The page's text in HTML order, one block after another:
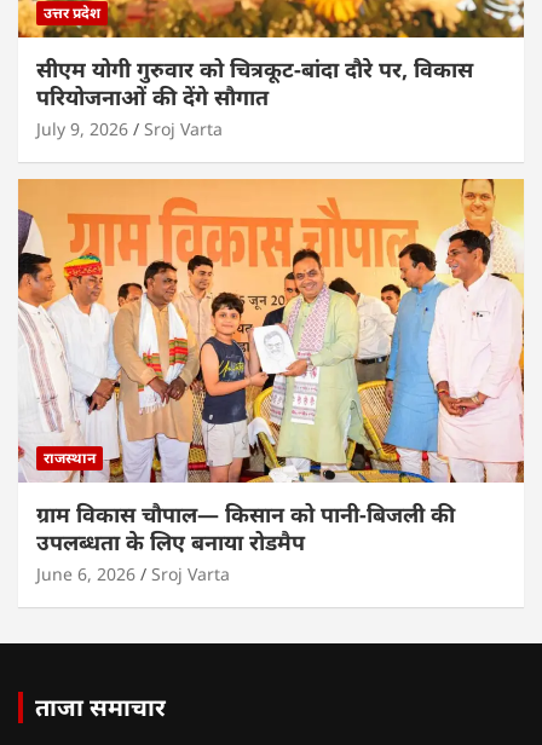
उत्तर प्रदेश
सीएम योगी गुरुवार को चित्रकूट-बांदा दौरे पर, विकास
परियोजनाओं की देंगे सौगात
July 9, 2026 Sroj Varta
राजस्थान
ग्राम विकास चौपाल— किसान को पानी-बिजली की
उपलब्धता के लिए बनाया रोडमैप
June 6, 2026 Sroj Varta
ताजा समाचार